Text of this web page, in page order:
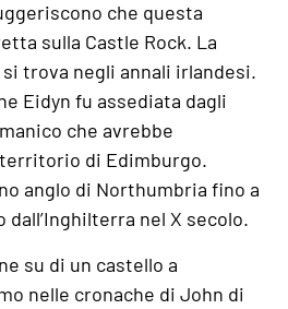
che questa
sulla Castle Rock. La
trova negli annali irlandesi.
Eidyn fu assediata dagli
che avrebbe
di Edimburgo.
anglo di Northumbria fino a
nel X secolo.
su di un castello a
nelle cronache di John di